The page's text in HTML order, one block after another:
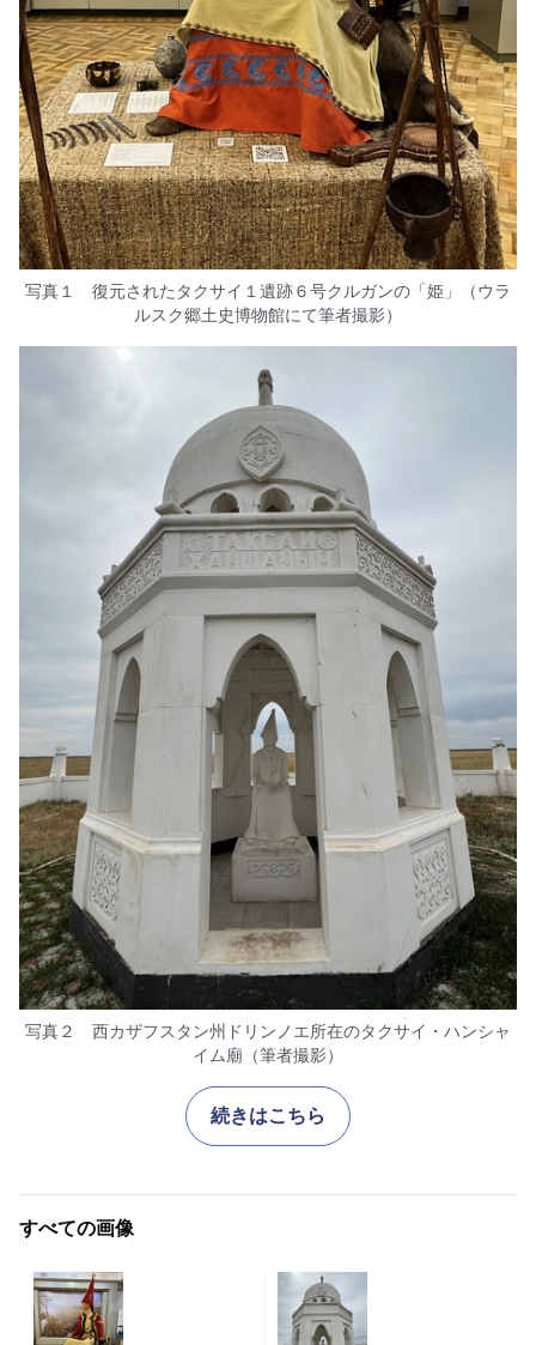
写真１ 復元されたタクサイ１遺跡６号クルガンの「姫」（ウラ
ルスク郷土史博物館にて筆者撮影）
写真２ 西カザフスタン州ドリンノエ所在のタクサイ・ハンシャ
イム廟（筆者撮影）
続きはこちら
すべての画像